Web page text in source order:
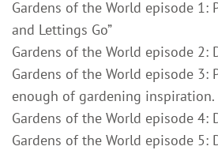
Gardens of the World episode 1:
and Lettings Go”
Gardens of the World episode 2:
Gardens of the World episode 3:
enough of gardening inspiration.
Gardens of the World episode 4:
Gardens of the World episode 5: